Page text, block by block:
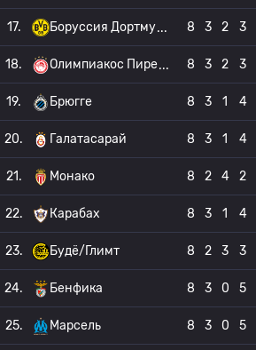
17. Боруссия Дортму 8 3 2 3
18. Олимпиакос Пире 8 3 2 3
19. Брюгге 8 3 1 4
20. Галатасарай 8 3 1 4
21. Монако 8 2 4 2
22. Карабах 8 3 1 4
23. Будё/Глимт 8 2 3 3
24. Бенфика 8 3 0 5
25. Марсель 8 3 0 5